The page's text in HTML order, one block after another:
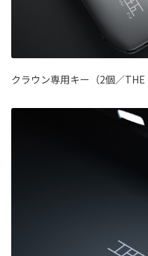
クラウン専用キー（2個／THE